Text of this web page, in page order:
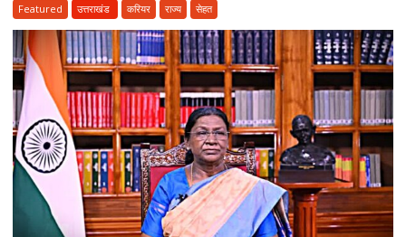
साल
सरकारी
सेवा
जरूरी!
फिर
ही
कर
सकेंगे
PG,
उत्तराखंड
Featured उत्तराखंड करियर राज्य सेहत